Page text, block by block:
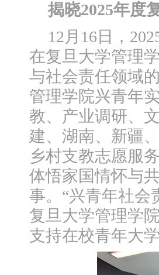
揭晓2025年度
12月16日，
在复旦大学管理
与社会责任领域
管理学院兴青年
教、产业调研、
建、湖南、新疆
乡村支教志愿服
体悟家国情怀与
事。“兴青年社会
复旦大学管理学
支持在校青年大